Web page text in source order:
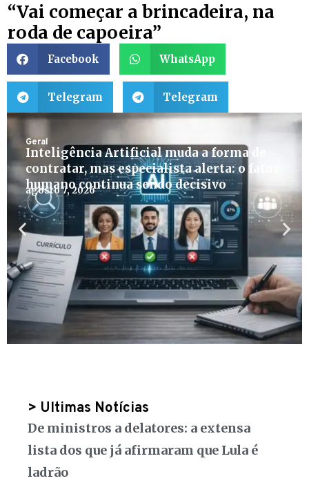
“Vai começar a brincadeira, na
roda de capoeira”
Facebook WhatsApp
Telegram Telegram
Geral
Inteligência Artificial muda a forma de
contratar, mas especialista alerta: o fator
humano continua sendo decisivo
agosto 7, 2026
> Ultimas Notícias
De ministros a delatores: a extensa
lista dos que já afirmaram que Lula é
ladrão